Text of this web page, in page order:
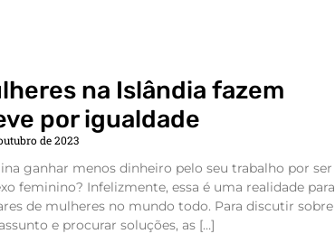
na Islândia fazem
por igualdade
de 2023
ganhar menos dinheiro pelo seu trabalho por ser
feminino? Infelizmente, essa é uma realidade para
de mulheres no mundo todo. Para discutir sobre
e procurar soluções, as […]